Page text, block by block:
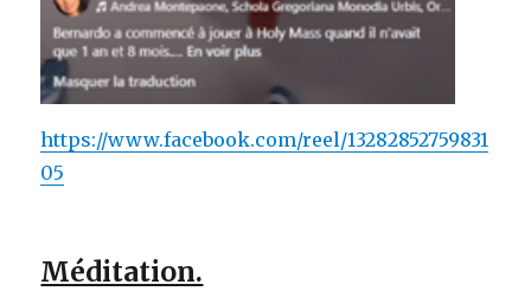
https://www.facebook.com/reel/13282852759831
05
Méditation.